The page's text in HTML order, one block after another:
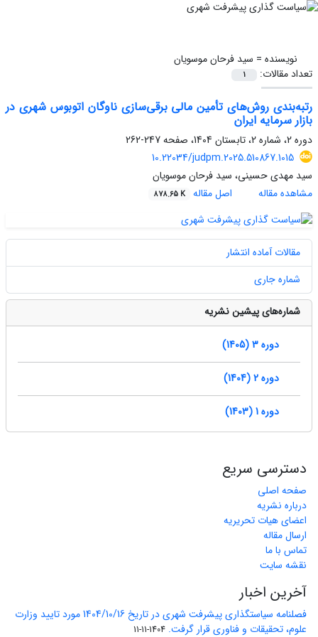
نویسنده = سید فرحان موسویان
تعداد مقالات:
1
رتبه‌بندی روش‌های تأمین مالی برقی‌سازی ناوگان اتوبوس شهری در
بازار سرمایه ایران
دوره 2، شماره 2، تابستان 1404، صفحه
247-262
10.22034/judpm.2025.510867.1015
سید مهدی حسینی، سید فرحان موسویان
مشاهده مقاله
اصل مقاله 878.65 K
مقالات آماده انتشار
شماره جاری
شماره‌های پیشین نشریه
دوره 3 (1405)
دوره 2 (1404)
دوره 1 (1403)
دسترسی سریع
صفحه اصلی
درباره نشریه
اعضای هیات تحریریه
ارسال مقاله
تماس با ما
نقشه سایت
آخرین اخبار
فصلنامه سیاستگذاری پیشرفت شهری در تاریخ 1404/10/16 مورد تایید وزارت
علوم، تحقیقات و فناوری قرار گرفت. 1404-11-11